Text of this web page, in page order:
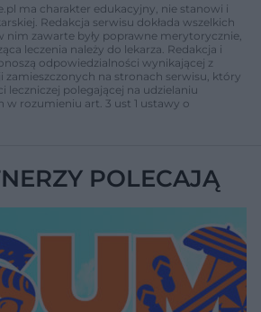
ma charakter edukacyjny, nie stanowi i
Redakcja serwisu dokłada wszelkich
nim zawarte były poprawne merytorycznie,
leczenia należy do lekarza. Redakcja i
odpowiedzialności wynikającej z
zamieszczonych na stronach serwisu, który
leczniczej polegającej na udzielaniu
rozumieniu art. 3 ust 1 ustawy o
POLECAJĄ